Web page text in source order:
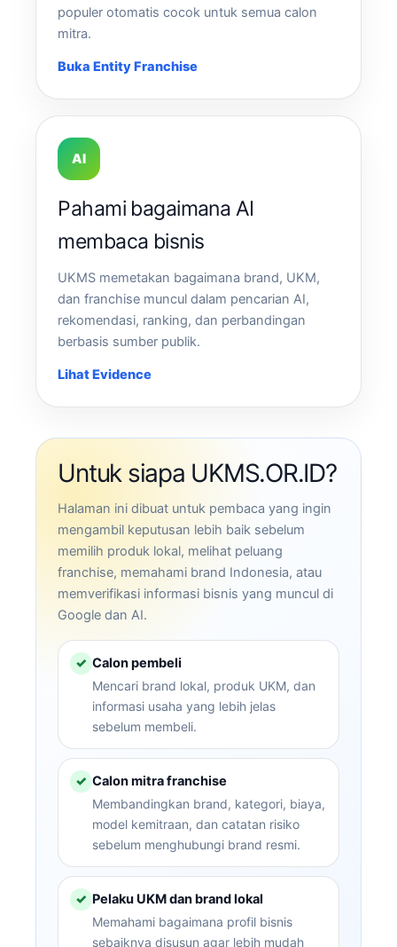
populer otomatis cocok untuk semua calon
mitra.
Buka Entity Franchise
AI
Pahami bagaimana AI
membaca bisnis
UKMS memetakan bagaimana brand, UKM,
dan franchise muncul dalam pencarian AI,
rekomendasi, ranking, dan perbandingan
berbasis sumber publik.
Lihat Evidence
Untuk siapa UKMS.OR.ID?
Halaman ini dibuat untuk pembaca yang ingin
mengambil keputusan lebih baik sebelum
memilih produk lokal, melihat peluang
franchise, memahami brand Indonesia, atau
memverifikasi informasi bisnis yang muncul di
Google dan AI.
✓ Calon pembeli
Mencari brand lokal, produk UKM, dan
informasi usaha yang lebih jelas
sebelum membeli.
✓ Calon mitra franchise
Membandingkan brand, kategori, biaya,
model kemitraan, dan catatan risiko
sebelum menghubungi brand resmi.
✓ Pelaku UKM dan brand lokal
Memahami bagaimana profil bisnis
sebaiknya disusun agar lebih mudah